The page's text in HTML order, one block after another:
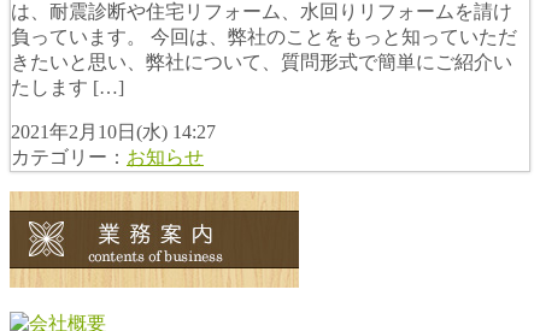
は、耐震診断や住宅リフォーム、水回りリフォームを請け
負っています。 今回は、弊社のことをもっと知っていただ
きたいと思い、弊社について、質問形式で簡単にご紹介い
たします […]
2021年2月10日(水) 14:27
カテゴリー： お知らせ